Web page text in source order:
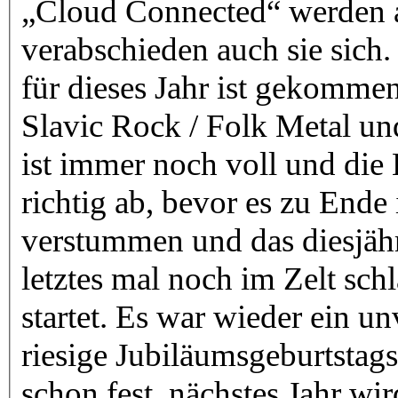
„Cloud Connected“
verabschieden auch sie
für dieses Jahr ist
Slavic Rock / Folk Metal
ist immer noch voll und die
richtig ab, bevor es zu
verstummen und das
letztes mal noch im Zelt
startet. Es war wieder ein
riesige